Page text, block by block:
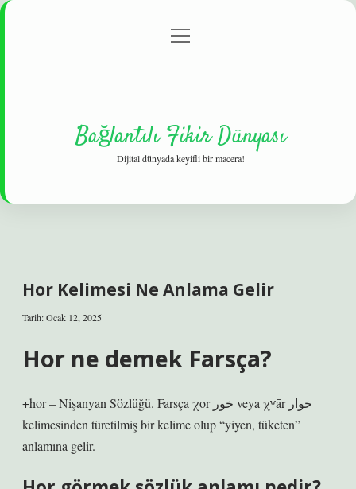
Gizlilik Politikası
menüyü
Bağlantılı Fikir Dünyası
Dijital dünyada keyifli bir macera!
Hor Kelimesi Ne Anlama Gelir
Tarih: Ocak 12, 2025
Hor ne demek Farsça?
+hor – Nişanyan Sözlüğü. Farsça χor خور veya χʷār خوار
kelimesinden türetilmiş bir kelime olup “yiyen, tüketen”
anlamına gelir.